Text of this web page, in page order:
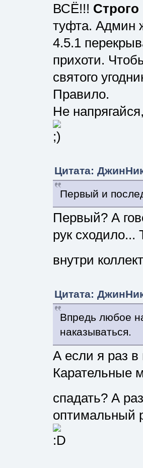
ВСЁ!!!
туфта. Админ
4.5.1
прихоти.
святого
Правило.
Не
Цитата:
Первый и
Первый? А
рук
внутри
Цитата:
Впредь любое
наказываться.
А если я раз в
Карательные
спадать? А
оптимальный